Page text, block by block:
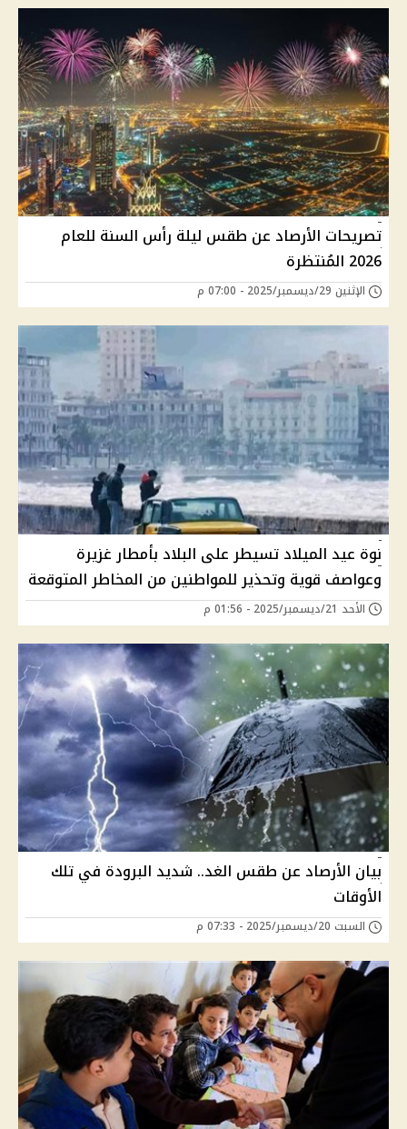
تصريحات الأرصاد عن طقس ليلة رأس السنة للعام
2026 المُنتظرة
الإثنين 29/ديسمبر/2025 - 07:00 م
نوة عيد الميلاد تسيطر على البلاد بأمطار غزيرة
وعواصف قوية وتحذير للمواطنين من المخاطر المتوقعة
الأحد 21/ديسمبر/2025 - 01:56 م
بيان الأرصاد عن طقس الغد.. شديد البرودة في تلك
الأوقات
السبت 20/ديسمبر/2025 - 07:33 م